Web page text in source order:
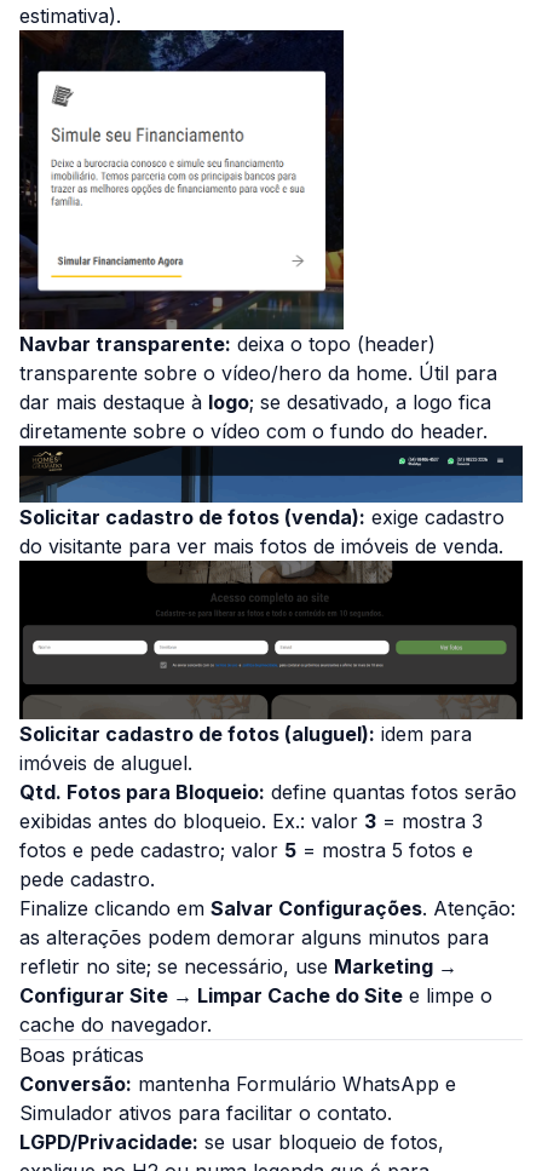
estimativa).
Navbar transparente: deixa o topo (header)
transparente sobre o vídeo/hero da home. Útil para
dar mais destaque à logo; se desativado, a logo fica
diretamente sobre o vídeo com o fundo do header.
Solicitar cadastro de fotos (venda): exige cadastro
do visitante para ver mais fotos de imóveis de venda.
Solicitar cadastro de fotos (aluguel): idem para
imóveis de aluguel.
Qtd. Fotos para Bloqueio: define quantas fotos serão
exibidas antes do bloqueio. Ex.: valor 3 = mostra 3
fotos e pede cadastro; valor 5 = mostra 5 fotos e
pede cadastro.
Finalize clicando em Salvar Configurações. Atenção:
as alterações podem demorar alguns minutos para
refletir no site; se necessário, use Marketing →
Configurar Site → Limpar Cache do Site e limpe o
cache do navegador.
Boas práticas
Conversão: mantenha Formulário WhatsApp e
Simulador ativos para facilitar o contato.
LGPD/Privacidade: se usar bloqueio de fotos,